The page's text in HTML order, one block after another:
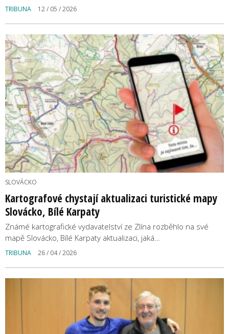
TRIBUNA 12 / 05 / 2026
SLOVÁCKO
Kartografové chystají aktualizaci turistické mapy
Slovácko, Bílé Karpaty
Známé kartografické vydavatelství ze Zlína rozběhlo na své
mapě Slovácko, Bílé Karpaty aktualizaci, jaká…
TRIBUNA 26 / 04 / 2026